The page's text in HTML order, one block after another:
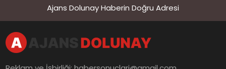
Ajans Dolunay Haberin Doğru Adresi